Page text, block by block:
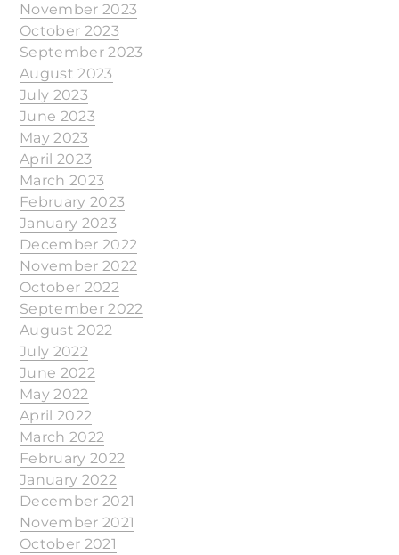
November 2023
October 2023
September 2023
August 2023
July 2023
June 2023
May 2023
April 2023
March 2023
February 2023
January 2023
December 2022
November 2022
October 2022
September 2022
August 2022
July 2022
June 2022
May 2022
April 2022
March 2022
February 2022
January 2022
December 2021
November 2021
October 2021